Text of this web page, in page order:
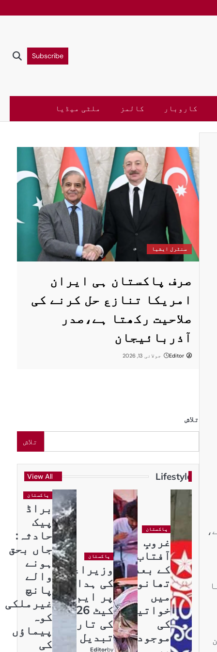
Subscribe
کاروبار کالمز ملٹی میڈیا
سنٹرل ایشیا
صرف پاکستان ہی ایران
امریکا تنازع حل کرنے کی
صلاحیت رکھتا ہے،صدر
آذربائیجان
Editor جولائی 13, 2026
تلاش
تلاش
Lifestyle
View All
پاکستان
غروبِ
آفتاب
کے بعد
تھانوں
میں
خواتین
کی
موجودگی
پاکستان
وزیراعظم
کی ہدایت
پر ایم ڈی
کیٹ 2026
کی تاریخ
تبدیل
by
Editor
پاکستان
براڈ
پیک
حادثہ:
جاں بحق
ہونے
والے
پانچ
غیرملکی
کوہ
پیماؤں
کی